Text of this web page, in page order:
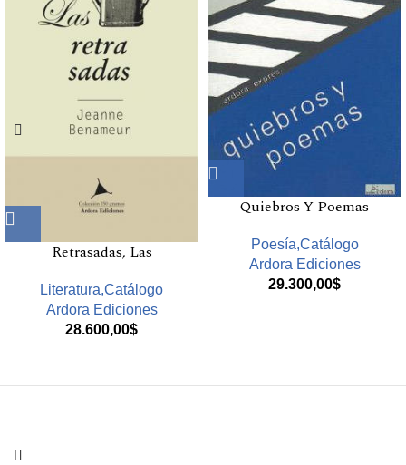
Retrasadas, Las
Literatura,Catálogo
Ardora Ediciones
28.600,00$
Quiebros Y Poemas
Poesía,Catálogo
Ardora Ediciones
29.300,00$